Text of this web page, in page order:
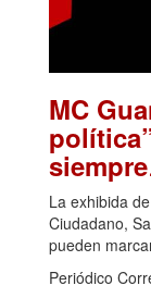
MC
siempre
La exhibida
Ciudadano,
pueden
Periódico